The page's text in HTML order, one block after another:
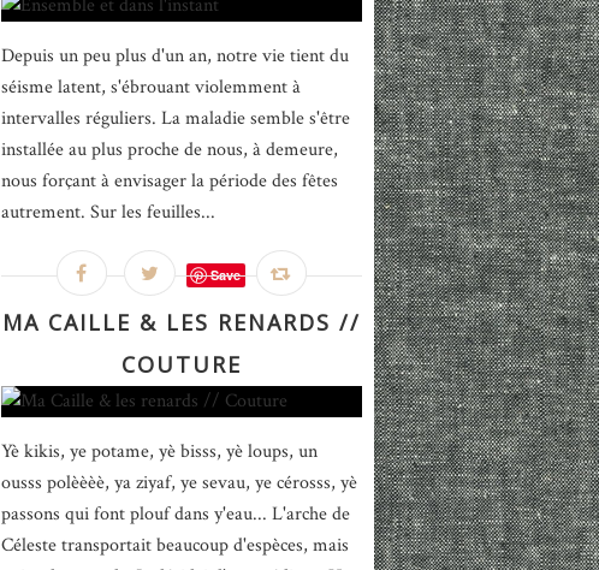
Depuis un peu plus d'un an, notre vie tient du
séisme latent, s'ébrouant violemment à
intervalles réguliers. La maladie semble s'être
installée au plus proche de nous, à demeure,
nous forçant à envisager la période des fêtes
autrement. Sur les feuilles...
Save
MA CAILLE & LES RENARDS //
COUTURE
Yè kikis, ye potame, yè bisss, yè loups, un
ousss polèèèè, ya ziyaf, ye sevau, ye cérosss, yè
passons qui font plouf dans y'eau... L'arche de
Céleste transportait beaucoup d'espèces, mais